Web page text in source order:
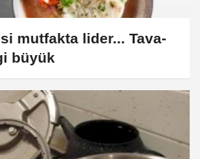
mutfakta lider... Tava-
büyük